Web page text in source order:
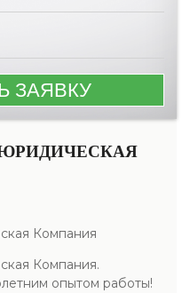
Компания
Компания.
опытом работы!